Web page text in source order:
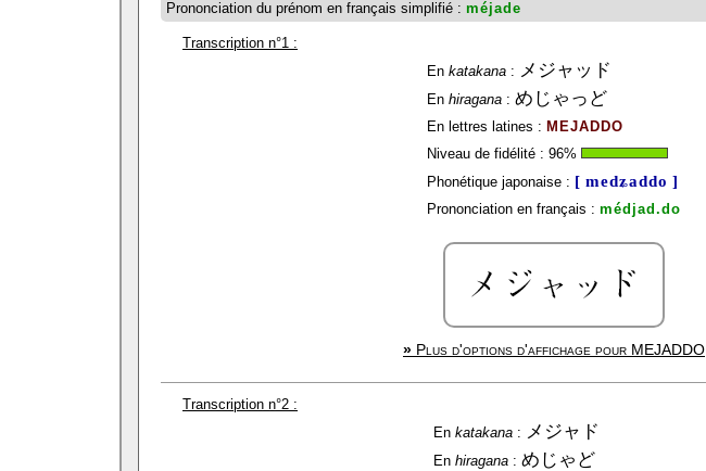
Prononciation du prénom en français simplifié : méjade
Transcription n°1 :
En katakana : メジャッド
En hiragana : めじゃっど
En lettres latines : MEJADDO
Niveau de fidélité : 96%
Phonétique japonaise : [ medʑaddo ]
Prononciation en français : médjad.do
» Plus d'options d'affichage pour MEJADDO
Transcription n°2 :
En katakana: メジャド
En hiragana: めじゃど